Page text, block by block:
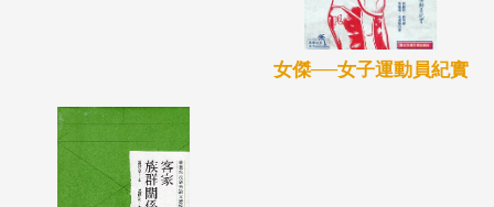
女傑──女子運動員紀實